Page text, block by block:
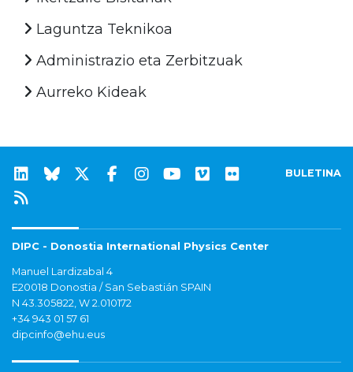
Laguntza Teknikoa
Administrazio eta Zerbitzuak
Aurreko Kideak
BULETINA
DIPC - Donostia International Physics Center
Manuel Lardizabal 4
E20018 Donostia / San Sebastián SPAIN
N 43.305822, W 2.010172
+34 943 01 57 61
dipcinfo@ehu.eus